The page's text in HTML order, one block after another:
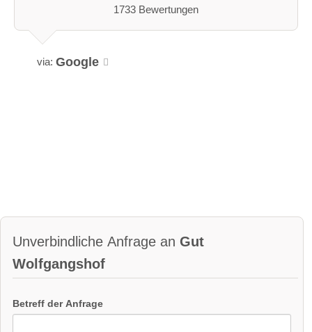
1733 Bewertungen
via: Google
Unverbindliche Anfrage an Gut
Wolfgangshof
Betreff der Anfrage